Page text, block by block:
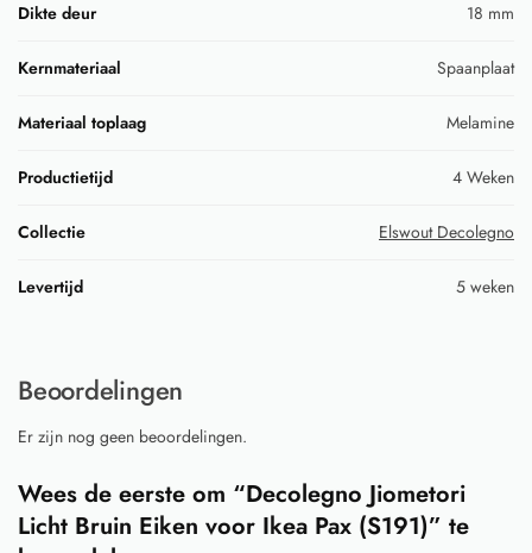
Dikte deur 18 mm
Kernmateriaal Spaanplaat
Materiaal toplaag Melamine
Productietijd 4 Weken
Collectie Elswout Decolegno
Levertijd 5 weken
Beoordelingen
Er zijn nog geen beoordelingen.
Wees de eerste om “Decolegno Jiometori
Licht Bruin Eiken voor Ikea Pax (S191)” te